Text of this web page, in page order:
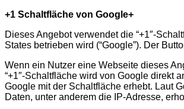
+1 Schaltfläche von Google+
Dieses Angebot verwendet die “+1″-
States betrieben wird (“Google”). Der
Wenn ein Nutzer eine Webseite dieses
“+1″-Schaltfläche wird von Google direkt
Google mit der Schaltfläche erhebt. Laut
Daten, unter anderem die IP-Adresse,